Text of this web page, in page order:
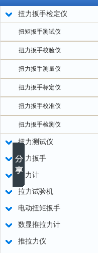
扭力扳手检定仪
扭矩扳手测试仪
扭力扳手校验仪
扭力扳手测量仪
扭力扳手标定仪
扭力扳手校准仪
扭力扳手检测仪
扭力测试仪
扭力扳手
测力计
拉力试验机
电动扭矩扳手
数显推拉力计
推拉力仪